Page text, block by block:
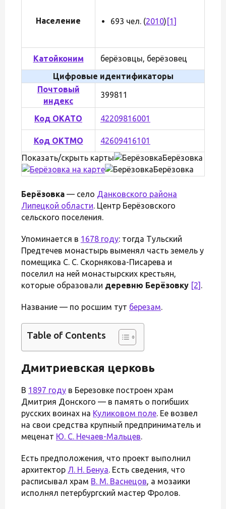
Население 693 чел. (2010) [1]
Катойконим
берёзовцы, берёзовец
Цифровые идентификаторы
Почтовый
индекс
399811
Код ОКАТО 42209816001
Код ОКТМО
42609416101
Показать/скрыть карты
Берёзовка
Берёзовка
Берёзовка — село Данковского района
Липецкой области. Центр Берёзовского
сельского поселения.
Упоминается в 1678 году: тогда Тульский
Предтечев монастырь выменял часть земель у
помещика С. С. Скорнякова-Писарева и
поселил на ней монастырских крестьян,
которые образовали деревню Берёзовку [2] .
Название — по росшим тут березам.
Table of Contents
Дмитриевская церковь
В 1897 году в Березовке построен храм
Дмитрия Донского — в память о погибших
русских воинах на Куликовом поле. Ее возвел
на свои средства крупный предприниматель и
меценат Ю. С. Нечаев-Мальцев.
Есть предположения, что проект выполнил
архитектор Л. Н. Бенуа. Есть сведения, что
расписывал храм В. М. Васнецов, а мозаики
исполнял петербургский мастер Фролов.